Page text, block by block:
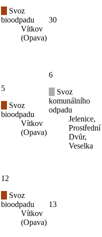
Svoz
bioodpadu
Vítkov
(Opava)
30
5
Svoz
bioodpadu
Vítkov
(Opava)
6
Svoz
komunálního
odpadu
Jelenice,
Prostřední
Dvůr,
Veselka
12
Svoz
bioodpadu
Vítkov
(Opava)
13